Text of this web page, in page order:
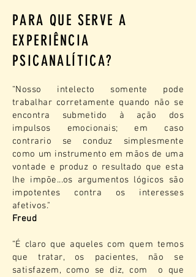
PARA QUE SERVE A
EXPERIÊNCIA
PSICANALÍTICA?
“Nosso intelecto somente pode
trabalhar corretamente quando não se
encontra submetido à ação dos
impulsos emocionais; em caso
contrario se conduz simplesmente
como um instrumento em mãos de uma
vontade e produz o resultado que esta
lhe impõe...os argumentos lógicos são
impotentes contra os interesses
afetivos."
Freud
“É claro que aqueles com quem temos
que tratar, os pacientes, não se
satisfazem, como se diz, com o que